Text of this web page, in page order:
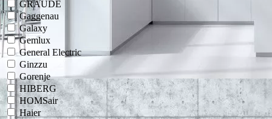
GRAUDE
Gaggenau
Galaxy
Gemlux
General Electric
Ginzzu
Gorenje
HIBERG
HOMSair
Haier